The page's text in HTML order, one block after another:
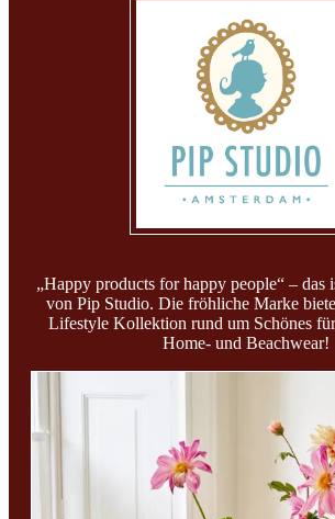
„Happy products for happy people“ – das
von Pip Studio. Die fröhliche Marke
Lifestyle Kollektion rund um Schönes
Home- und Beachwear!